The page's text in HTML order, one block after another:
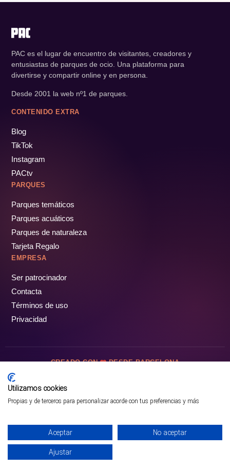
¡PÁSALO!
PAC es el lugar de encuentro de visitantes, creadores y
entusiastas de parques de ocio. Una plataforma para
divertirse y compartir online y en persona.
Desde 2001 la web nº1 de parques.
CONTENIDO EXTRA
Blog
TikTok
Instagram
PACtv
PARQUES
Parques temáticos
Parques acuáticos
Parques de naturaleza
Tarjeta Regalo
EMPRESA
Ser patrocinador
Contacta
Términos de uso
Privacidad
CREADO CON DESDE BARCELONA
Utilizamos cookies
Propias y de terceros para personalizar acorde con tus preferencias y más
Aceptar No aceptar
Ajustar